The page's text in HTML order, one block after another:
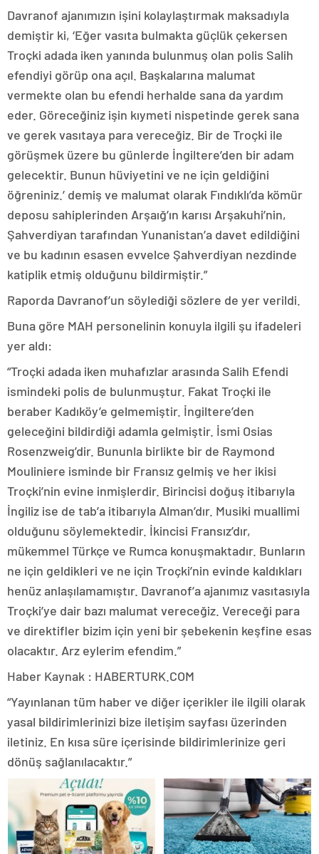
Davranof ajanımızın işini kolaylaştırmak maksadıyla
demiştir ki, ‘Eğer vasıta bulmakta güçlük çekersen
Troçki adada iken yanında bulunmuş olan polis Salih
efendiyi görüp ona açıl. Başkalarına malumat
vermekte olan bu efendi herhalde sana da yardım
eder. Göreceğiniz işin kıymeti nispetinde gerek sana
ve gerek vasıtaya para vereceğiz. Bir de Troçki ile
görüşmek üzere bu günlerde İngiltere’den bir adam
gelecektir. Bunun hüviyetini ve ne için geldiğini
öğreniniz.’ demiş ve malumat olarak Fındıklı’da kömür
deposu sahiplerinden Arşaığ’ın karısı Arşakuhi’nin,
Şahverdiyan tarafından Yunanistan’a davet edildiğini
ve bu kadının esasen evvelce Şahverdiyan nezdinde
katiplik etmiş olduğunu bildirmiştir.”
Raporda Davranof’un söylediği sözlere de yer verildi.
Buna göre MAH personelinin konuyla ilgili şu ifadeleri
yer aldı:
“Troçki adada iken muhafızlar arasında Salih Efendi
ismindeki polis de bulunmuştur. Fakat Troçki ile
beraber Kadıköy’e gelmemiştir. İngiltere’den
geleceğini bildirdiği adamla gelmiştir. İsmi Osias
Rosenzweig’dir. Bununla birlikte bir de Raymond
Mouliniere isminde bir Fransız gelmiş ve her ikisi
Troçki’nin evine inmişlerdir. Birincisi doğuş itibarıyla
İngiliz ise de tab’a itibarıyla Alman’dır. Musiki muallimi
olduğunu söylemektedir. İkincisi Fransız’dır,
mükemmel Türkçe ve Rumca konuşmaktadır. Bunların
ne için geldikleri ve ne için Troçki’nin evinde kaldıkları
henüz anlaşılamamıştır. Davranof’a ajanımız vasıtasıyla
Troçki’ye dair bazı malumat vereceğiz. Vereceği para
ve direktifler bizim için yeni bir şebekenin keşfine esas
olacaktır. Arz eylerim efendim.”
Haber Kaynak : HABERTURK.COM
“Yayınlanan tüm haber ve diğer içerikler ile ilgili olarak
yasal bildirimlerinizi bize iletişim sayfası üzerinden
iletiniz. En kısa süre içerisinde bildirimlerinize geri
dönüş sağlanılacaktır.”